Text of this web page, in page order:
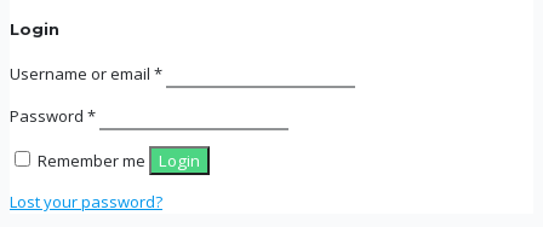
Login
Username or email *
Password *
Remember me
Login
Lost your password?